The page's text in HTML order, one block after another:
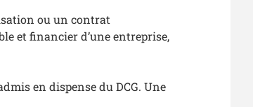
ou un contrat
et financier d’une entreprise,
en dispense du DCG. Une